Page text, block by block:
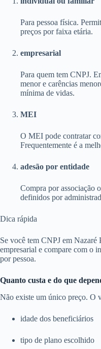
Para pessoa física.
preços por faixa etária.
empresarial
Para quem tem CNPJ.
menor e carências
mínima de vidas.
MEI
O MEI pode contratar
Frequentemente é a
adesão por entidade
Compra por associação
definidos por
Dica rápida
Se você tem CNPJ em Nazaré
empresarial e compare com o
por pessoa.
Quanto custa e do que
Não existe um único preço. O
idade dos beneficiários
tipo de plano escolhido